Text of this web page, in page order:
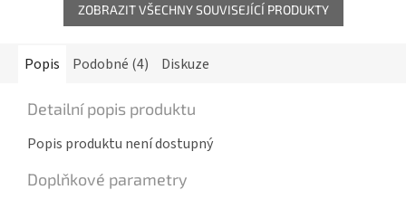
ZOBRAZIT VŠECHNY SOUVISEJÍCÍ PRODUKTY
Popis Podobné (4) Diskuze
Detailní popis produktu
Popis produktu není dostupný
Doplňkové parametry